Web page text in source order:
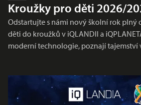
Kroužky pro děti 2026/
Odstartujte s námi nový školní rok plný
děti do kroužků v iQLANDII a
moderní technologie, poznají